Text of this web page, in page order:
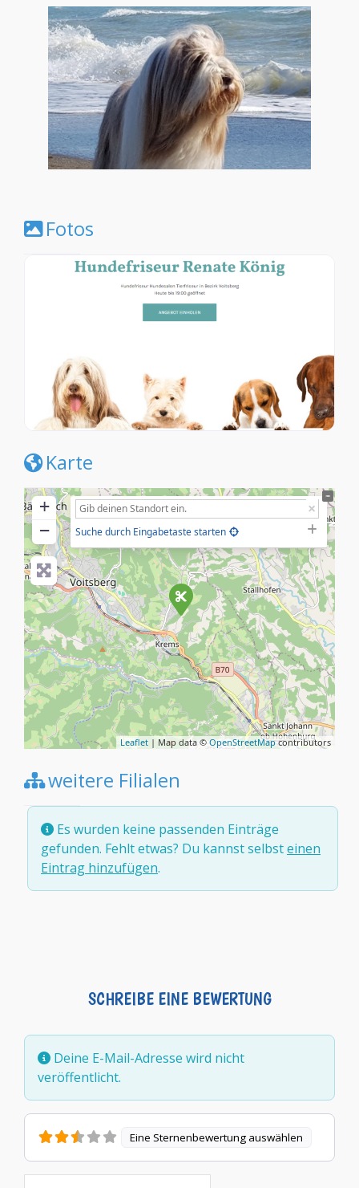
Fotos
Karte
+
−
Suche durch Eingabetaste starten
Leaflet | Map data © OpenStreetMapcontributors
weitere Filialen
Es wurden keine passenden Einträge
gefunden. Fehlt etwas? Du kannst selbsteinen
Eintrag hinzufügen.
SCHREIBE EINE BEWERTUNG
Deine E-Mail-Adresse wird nicht
veröffentlicht.
Eine Sternenbewertung auswählen